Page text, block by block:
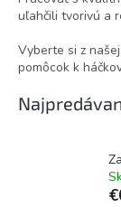
uľahčili tvorivú a
Vyberte si z
pomôcok k